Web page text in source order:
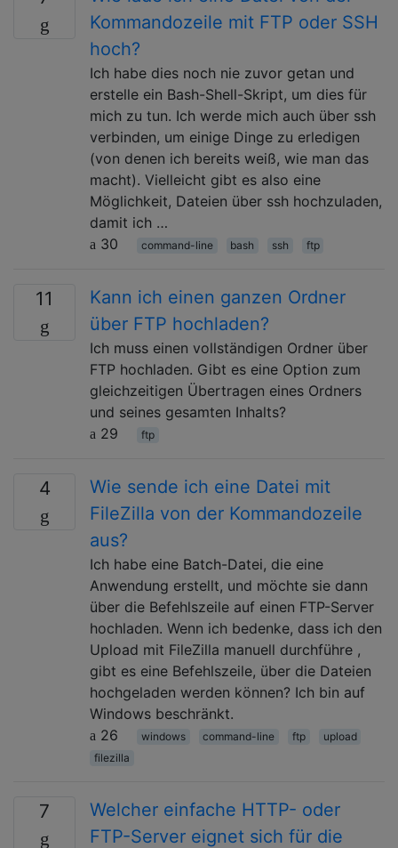
Kommandozeile mit FTP oder SSH
hoch?
Ich habe dies noch nie zuvor getan und
erstelle ein Bash-Shell-Skript, um dies für
mich zu tun. Ich werde mich auch über ssh
verbinden, um einige Dinge zu erledigen
(von denen ich bereits weiß, wie man das
macht). Vielleicht gibt es also eine
Möglichkeit, Dateien über ssh hochzuladen,
damit ich …
30
command-line bash ssh ftp
11
Kann ich einen ganzen Ordner
über FTP hochladen?
Ich muss einen vollständigen Ordner über
FTP hochladen. Gibt es eine Option zum
gleichzeitigen Übertragen eines Ordners
und seines gesamten Inhalts?
29
ftp
4
Wie sende ich eine Datei mit
FileZilla von der Kommandozeile
aus?
Ich habe eine Batch-Datei, die eine
Anwendung erstellt, und möchte sie dann
über die Befehlszeile auf einen FTP-Server
hochladen. Wenn ich bedenke, dass ich den
Upload mit FileZilla manuell durchführe ,
gibt es eine Befehlszeile, über die Dateien
hochgeladen werden können? Ich bin auf
Windows beschränkt.
26
windows command-line ftp
upload
filezilla
7
Welcher einfache HTTP- oder
FTP-Server eignet sich für die